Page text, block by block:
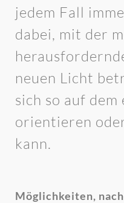
jedem Fall
dabei, mit der
neuen Licht
sich so auf dem
orientieren
kann.
Möglichkeiten,